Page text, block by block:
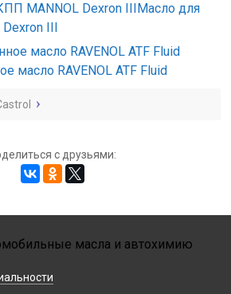
Масло для
III
масло RAVENOL ATF Fluid
с друзьями: